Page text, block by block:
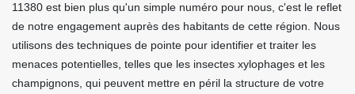
11380 est bien plus qu'un simple numéro pour nous, c'est le reflet
de notre engagement auprès des habitants de cette région. Nous
utilisons des techniques de pointe pour identifier et traiter les
menaces potentielles, telles que les insectes xylophages et les
champignons, qui peuvent mettre en péril la structure de votre